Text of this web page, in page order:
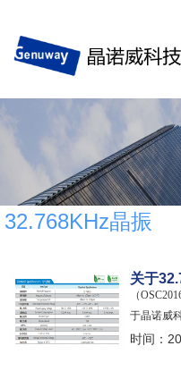
32.768KHz晶振
关于
明
（
于晶诺威
如下： 通
为有源晶
器）。而
时间：